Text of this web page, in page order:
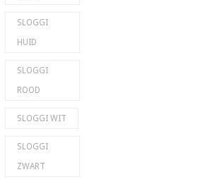
SLOGGI
HUID
SLOGGI
ROOD
SLOGGI WIT
SLOGGI
ZWART